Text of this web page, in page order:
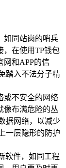
如同站岗的哨兵
，在使用TP钱包
网和APP的信
踏入不法分子精
或不安全的网络
像布满危险的丛
据网络，以减少
一层隐形的防护
软件，如同工程